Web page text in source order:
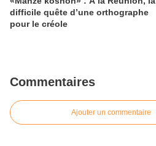
difficile quête d’une orthographe
pour le créole
Commentaires
Ajouter un commentaire